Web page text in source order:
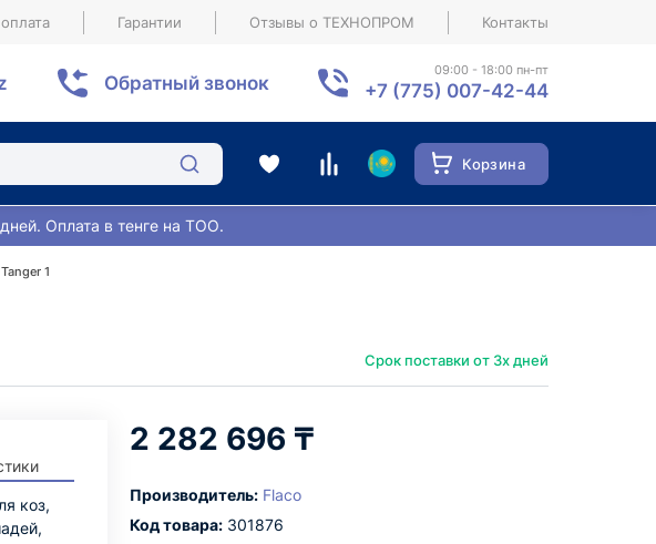
Гарантии Отзывы о ТЕХНОПРОМ Контакты
Обратный звонок
09:00 - 18:00 пн-пт
+7 (775) 007-42-44
Корзина
Оплата в тенге на ТОО.
1
Срок поставки от 3х дней
коз,
2 282 696 ₸
Производитель: Flaco
Код товара:301876